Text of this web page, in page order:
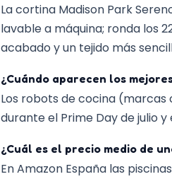
La cortina Madison Park
lavable a máquina; ronda los
acabado y un tejido más
¿Cuándo aparecen los
Los robots de cocina (marcas
durante el Prime Day de julio
¿Cuál es el precio medio de
En Amazon España las